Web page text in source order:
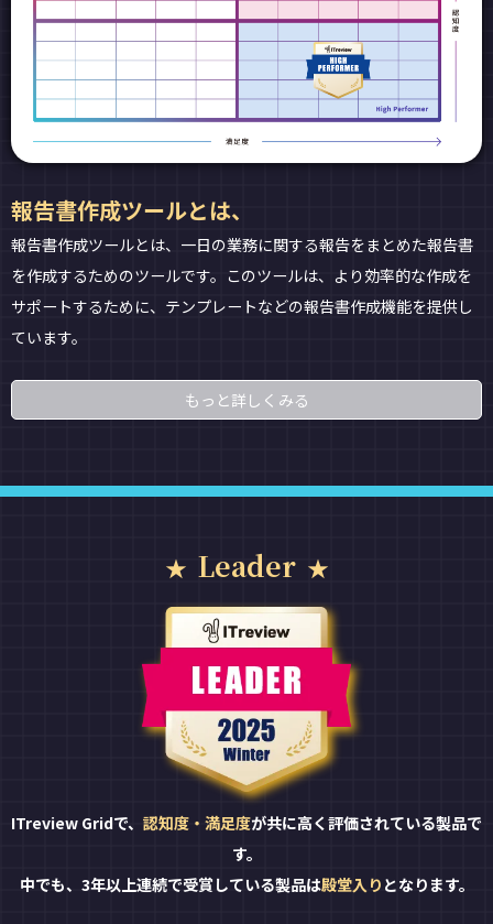
報告書作成ツールとは、
報告書作成ツールとは、一日の業務に関する報告をまとめた報告書
を作成するためのツールです。このツールは、より効率的な作成を
サポートするために、テンプレートなどの報告書作成機能を提供し
ています。
もっと詳しくみる
Leader
ITreview Gridで、 認知度・満足度が共に高く評価されている製品で
す。
中でも、3年以上連続で受賞している製品は殿堂入り となります。